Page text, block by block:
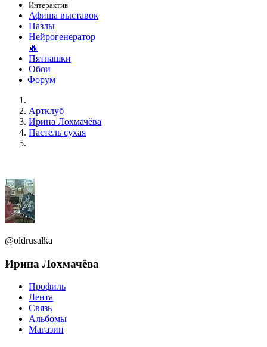
Интерактив
Афиша выставок
Пазлы
Нейрогенератор
🔥
Пятнашки
Обои
Форум
Артклуб
Ирина Лохмачёва
Пастель сухая
@oldrusalka
Ирина Лохмачёва
Профиль
Лента
Связь
Альбомы
Магазин